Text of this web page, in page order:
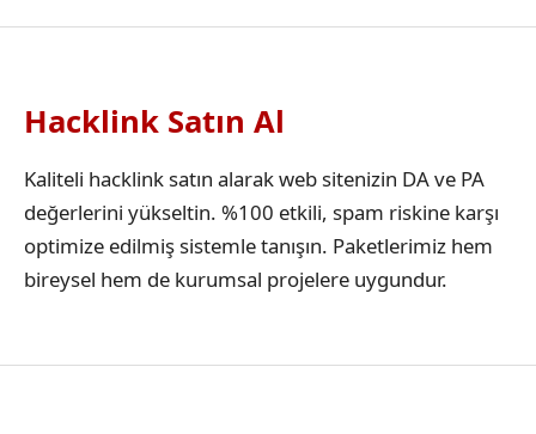
Hacklink Satın Al
Kaliteli hacklink satın alarak web sitenizin DA ve PA
değerlerini yükseltin. %100 etkili, spam riskine karşı
optimize edilmiş sistemle tanışın. Paketlerimiz hem
bireysel hem de kurumsal projelere uygundur.